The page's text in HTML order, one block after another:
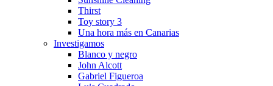
Thirst
Toy story 3
Una hora más en Canarias
Investigamos
Blanco y negro
John Alcott
Gabriel Figueroa